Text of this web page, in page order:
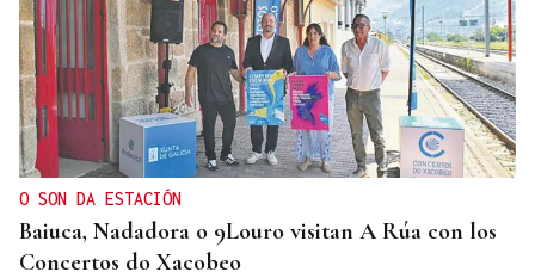
CARTA COMPLETA
Documento | El comunicado íntegro de los
concejales que rechazan la fusión fusión de
Carballeda de Avia y Ribadavia
O SON DA ESTACIÓN
Baiuca, Nadadora o 9Louro visitan A Rúa con los
Concertos do Xacobeo